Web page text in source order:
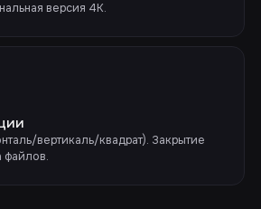
версия 4K.
вертикаль/квадрат). Закрытие
файлов.